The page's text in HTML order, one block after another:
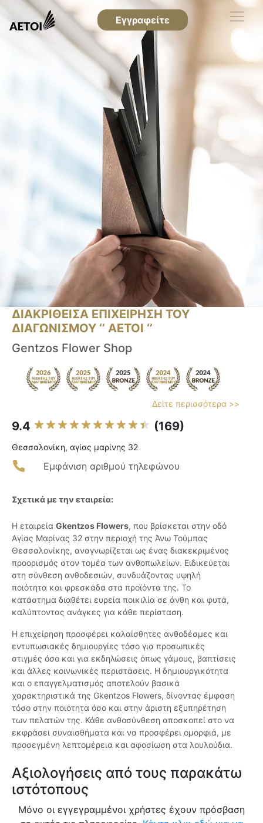
Εγγραφείτε
ΔΙΑΚΡΙΘΕΙΣΑ ΕΠΙΧΕΙΡΗΣΗ ΤΟΥ
ΔΙΑΓΩΝΙΣΜΟΥ ‘’ ΑΕΤΟΙ ‘’
Gentzos Flower Shop
Δείτε περισσότερα >>
9.4 (169)
Θεσσαλονίκη, αγίας μαρίνης 32
Εμφάνιση αριθμού τηλεφώνου
Σχετικά με την εταιρεία:
Η εταιρεία Gkentzos Flowers, που βρίσκεται στην οδό
Αγίας Μαρίνας 32 στην περιοχή της Άνω Τούμπας
Θεσσαλονίκης, αναγνωρίζεται ως ένας διακεκριμένος
προορισμός στον τομέα των ανθοπωλείων. Ειδικεύεται
στη σύνθεση ανθοδεσιών, συνδυάζοντας υψηλή
ποιότητα και φρεσκάδα στα προϊόντα της. Το
κατάστημα διαθέτει ευρεία ποικιλία σε άνθη και φυτά,
καλύπτοντας ανάγκες για κάθε περίσταση.
Η επιχείρηση προσφέρει καλαίσθητες ανθοδέσμες και
εντυπωσιακές δημιουργίες τόσο για προσωπικές
στιγμές όσο και για εκδηλώσεις όπως γάμους, βαπτίσεις
και άλλες κοινωνικές περιστάσεις. Η δημιουργικότητα
και ο επαγγελματισμός αποτελούν βασικά
χαρακτηριστικά της Gkentzos Flowers, δίνοντας έμφαση
τόσο στην ποιότητα όσο και στην άριστη εξυπηρέτηση
των πελατών της. Κάθε ανθοσύνθεση αποσκοπεί στο να
εκφράσει συναισθήματα και να προσφέρει ομορφιά, με
προσεγμένη λεπτομέρεια και αφοσίωση στα λουλούδια.
Αξιολογήσεις από τους παρακάτω
ιστότοπους
Μόνο οι εγγεγραμμένοι χρήστες έχουν πρόσβαση